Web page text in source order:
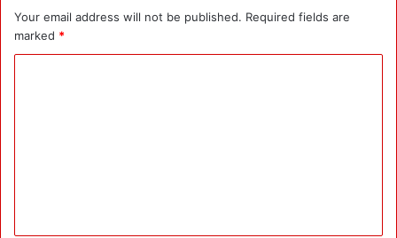
Your email address will not be published. Required fields are
marked *